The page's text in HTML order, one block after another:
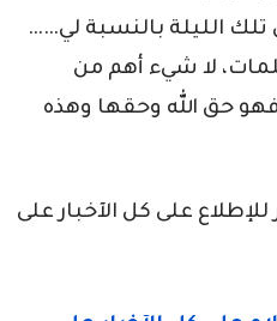
الليلة بالنسبة لي……
لا شيء أهم من
حق الله وحقها وهذه
على كل الآخبار على